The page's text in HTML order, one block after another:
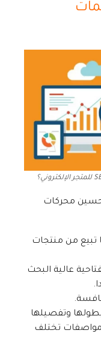
محركات
تبيع من منتجات
عالية البحث
وتفصيلها
تختلف